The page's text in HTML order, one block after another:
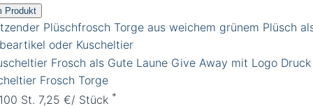
Produkt
Frosch Torge
St. 7,25 €/ Stück *